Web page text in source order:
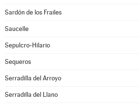
Sardón de los Frailes
Saucelle
Sepulcro-Hilario
Sequeros
Serradilla del Arroyo
Serradilla del Llano